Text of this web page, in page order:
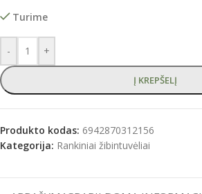
Turime
- +
Į KREPŠELĮ
Produkto kodas: 6942870312156
Kategorija: Rankiniai žibintuvėliai